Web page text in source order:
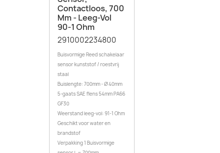
Contactloos, 700
Mm - Leeg-Vol
90-1 Ohm
2910002234800
Buisvormige Reed schakelaar
sensor kunststof / roestvrij
staal
Buislengte: 700mm - Ø 40mm
5-gaats SAE flens 54mm PA66
GF30
Weerstand leeg-vol: 91-1 Ohm
Geschikt voor water en
brandstof
Verpakking 1 Buisvormige